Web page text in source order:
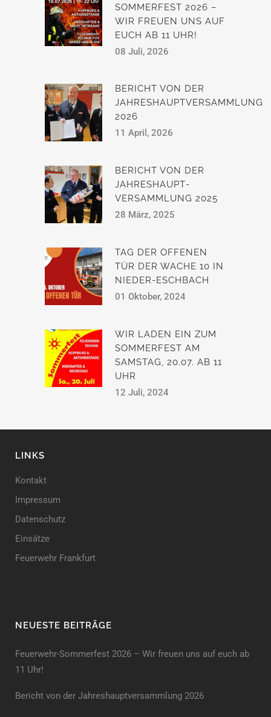
SOMMERFEST 2026 –
WIR FREUEN UNS AUF
EUCH AB 11 UHR!
08 Juli, 2026
BERICHT VON DER
JAHRESHAUPTVERSAMMLUNG
2026
11 April, 2026
BERICHT VON DER
JAHRESHAUPT­
VERSAMMLUNG 2025
28 März, 2025
TAG DER OFFENEN
TÜR DER WACHE 10 IN
NIEDER-ESCHBACH
01 Oktober, 2024
WIR LADEN EIN ZUM
SOMMERFEST AM
SAMSTAG, 20.07. AB 11
UHR
12 Juli, 2024
LINKS
Kontakt
Impressum
Datenschutz
Einsätze
Feuerwehr Frankfurt
NEUESTE BEITRÄGE
Feuerwehr-Sommerfest 2026 – Wir freuen uns auf euch ab
11 Uhr!
Bericht von der Jahreshauptversammlung 2026